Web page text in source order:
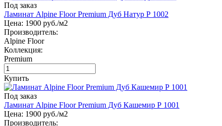
Под заказ
Ламинат Alpine Floor Premium Дуб Натур Р 1002
Цена: 1900 руб./м2
Производитель:
Alpine Floor
Коллекция:
Premium
Купить
Под заказ
Ламинат Alpine Floor Premium Дуб Кашемир Р 1001
Цена: 1900 руб./м2
Производитель: